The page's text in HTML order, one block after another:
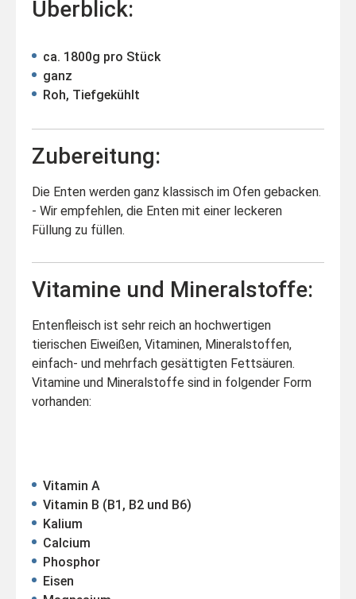
Überblick:
ca. 1800g pro Stück
ganz
Roh, Tiefgekühlt
Zubereitung:
Die Enten werden ganz klassisch im Ofen gebacken.
- Wir empfehlen, die Enten mit einer leckeren
Füllung zu füllen.
Vitamine und Mineralstoffe:
Entenfleisch ist sehr reich an hochwertigen
tierischen Eiweißen, Vitaminen, Mineralstoffen,
einfach- und mehrfach gesättigten Fettsäuren.
Vitamine und Mineralstoffe sind in folgender Form
vorhanden:
Vitamin A
Vitamin B (B1, B2 und B6)
Kalium
Calcium
Phosphor
Eisen